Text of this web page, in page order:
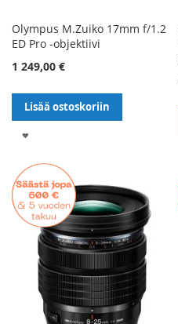
Olympus M.Zuiko 17mm f/1.2
ED Pro -objektiivi
1 249,00 €
Lisää ostoskoriin
TOIVELISTALLE